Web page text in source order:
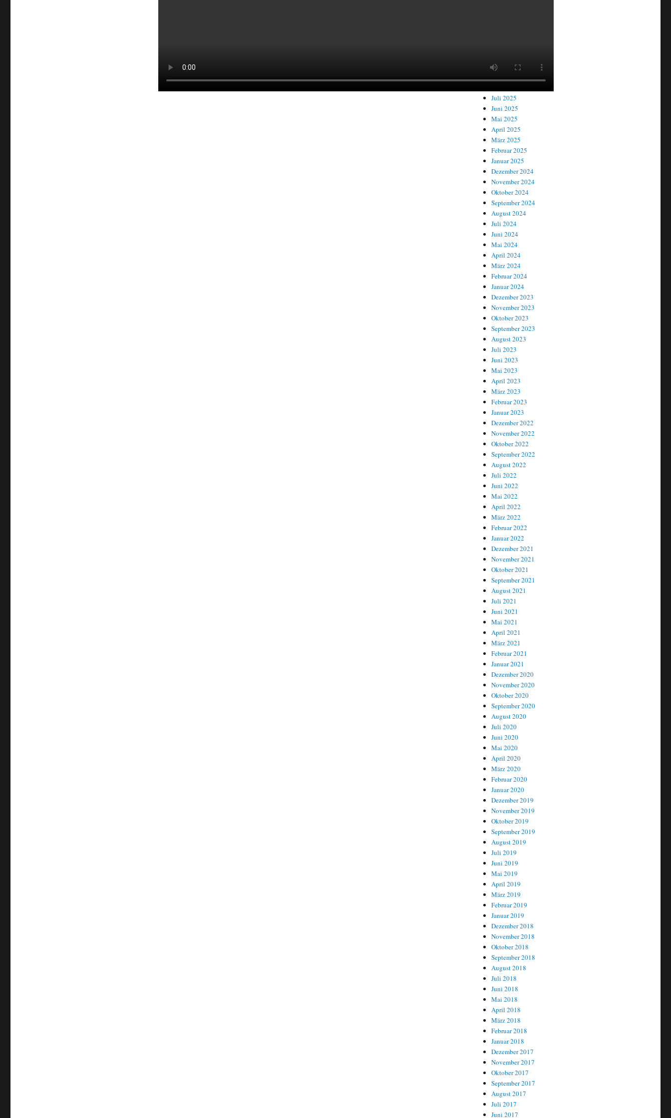
Oktober 2025
Juli 2025
Juni 2025
Mai 2025
April 2025
März 2025
Februar 2025
Januar 2025
Dezember 2024
November 2024
Oktober 2024
September 2024
August 2024
Juli 2024
Juni 2024
Mai 2024
April 2024
März 2024
Februar 2024
Januar 2024
Dezember 2023
November 2023
Oktober 2023
September 2023
August 2023
Juli 2023
Juni 2023
Mai 2023
April 2023
März 2023
Februar 2023
Januar 2023
Dezember 2022
November 2022
Oktober 2022
September 2022
August 2022
Juli 2022
Juni 2022
Mai 2022
April 2022
März 2022
Februar 2022
Januar 2022
Dezember 2021
November 2021
Oktober 2021
September 2021
August 2021
Juli 2021
Juni 2021
Mai 2021
April 2021
März 2021
Februar 2021
Januar 2021
Dezember 2020
November 2020
Oktober 2020
September 2020
August 2020
Juli 2020
Juni 2020
Mai 2020
April 2020
März 2020
Februar 2020
Januar 2020
Dezember 2019
November 2019
Oktober 2019
September 2019
August 2019
Juli 2019
Juni 2019
Mai 2019
April 2019
März 2019
Februar 2019
Januar 2019
Dezember 2018
November 2018
Oktober 2018
September 2018
August 2018
Juli 2018
Juni 2018
Mai 2018
April 2018
März 2018
Februar 2018
Januar 2018
Dezember 2017
November 2017
Oktober 2017
September 2017
August 2017
Juli 2017
Juni 2017